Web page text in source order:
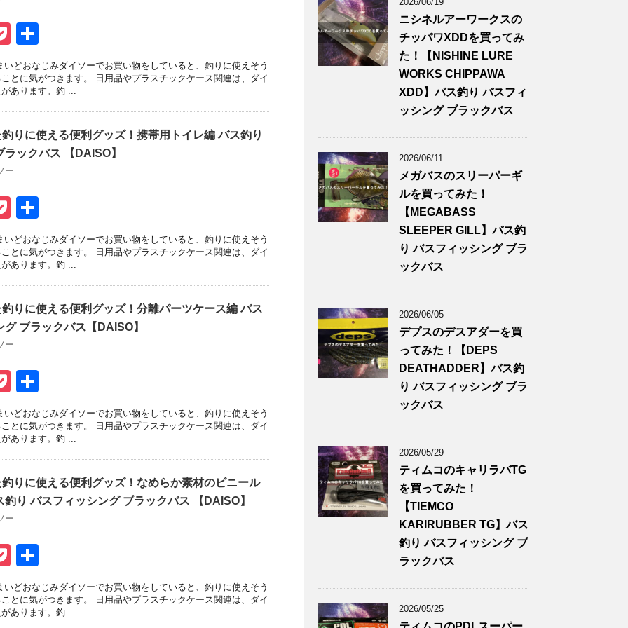
P
o
ck
et
有
どおなじみダイソーでお買い物をしていると、釣りに使えそう
とに気がつきます。 日用品やプラスチックケース関連は、ダイ
あります。釣 ...
りに使える便利グッズ！携帯用トイレ編 バス釣り
ックバス 【DAISO】
ー
P
o
ck
et
有
どおなじみダイソーでお買い物をしていると、釣りに使えそう
とに気がつきます。 日用品やプラスチックケース関連は、ダイ
あります。釣 ...
りに使える便利グッズ！分離パーツケース編 バス
ブラックバス【DAISO】
ー
P
o
ck
et
有
どおなじみダイソーでお買い物をしていると、釣りに使えそう
とに気がつきます。 日用品やプラスチックケース関連は、ダイ
あります。釣 ...
りに使える便利グッズ！なめらか素材のビニール
り バスフィッシング ブラックバス 【DAISO】
ー
P
o
ck
et
有
どおなじみダイソーでお買い物をしていると、釣りに使えそう
とに気がつきます。 日用品やプラスチックケース関連は、ダイ
あります。釣 ...
ニシネルアーワークスの
チッパワXDDを買ってみ
た！【NISHINE LURE
WORKS CHIPPAWA
XDD】バス釣り バスフィ
ッシング ブラックバス
2026/06/11
メガバスのスリーパーギ
ルを買ってみた！
【MEGABASS
SLEEPER GILL】バス釣
り バスフィッシング ブラ
ックバス
2026/06/05
デプスのデスアダーを買
ってみた！【DEPS
DEATHADDER】バス釣
り バスフィッシング ブラ
ックバス
2026/05/29
ティムコのキャリラバTG
を買ってみた！
【TIEMCO
KARIRUBBER TG】バス
釣り バスフィッシング ブ
ラックバス
2026/05/25